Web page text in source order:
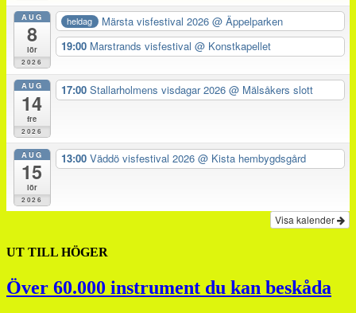
AUG
8
lör
2026
heldag Märsta visfestival 2026@ Äppelparken
19:00 Marstrands visfestival @ Konstkapellet
AUG
14
fre
2026
17:00 Stallarholmens visdagar 2026 @ Mälsåkers slott
AUG
15
lör
2026
13:00 Väddö visfestival 2026 @ Kista hembygdsgård
Visa kalender
UT TILL HÖGER
Över 60.000 instrument du kan beskåda